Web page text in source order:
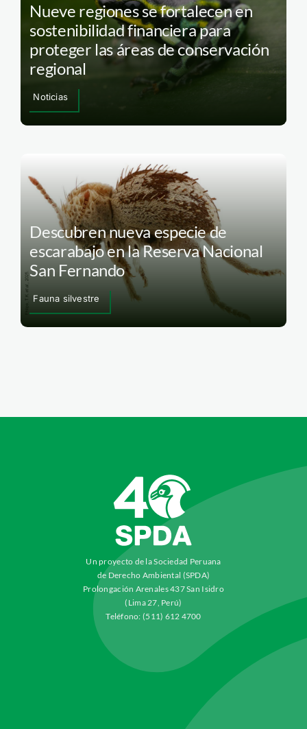
Nueve regiones se fortalecen en
sostenibilidad financiera para
proteger las áreas de conservación
regional
Noticias
Descubren nueva especie de
escarabajo en la Reserva Nacional
San Fernando
Fauna silvestre
Un proyecto de la Sociedad Peruana
de Derecho Ambiental (SPDA)
Prolongación Arenales 437 San Isidro
(Lima 27, Perú)
Teléfono: (511) 612 4700